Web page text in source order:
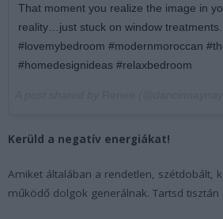
That moment you realize the image in
reality…just stuck on window
#lovemybedroom #modernmoroccan
#homedesignideas #relaxbedroom
Kerüld a negatív energiákat!
Amiket általában a rendetlen, szétdobált,
működő dolgok generálnak. Tartsd tisztán